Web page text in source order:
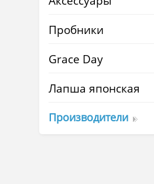
Пробники
Grace Day
Лапша японская
Производители